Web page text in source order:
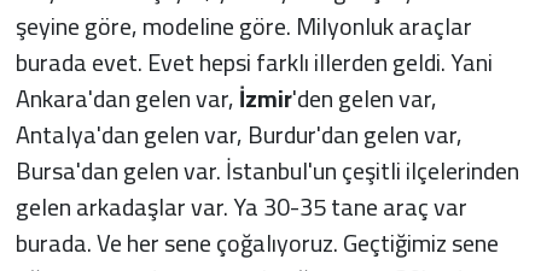
şeyine göre, modeline göre. Milyonluk araçlar
burada evet. Evet hepsi farklı illerden geldi. Yani
Ankara'dan gelen var,İzmir'den gelen var,
Antalya'dan gelen var, Burdur'dan gelen var,
Bursa'dan gelen var. İstanbul'un çeşitli ilçelerinden
gelen arkadaşlar var. Ya 30-35 tane araç var
burada. Ve her sene çoğalıyoruz. Geçtiğimiz sene